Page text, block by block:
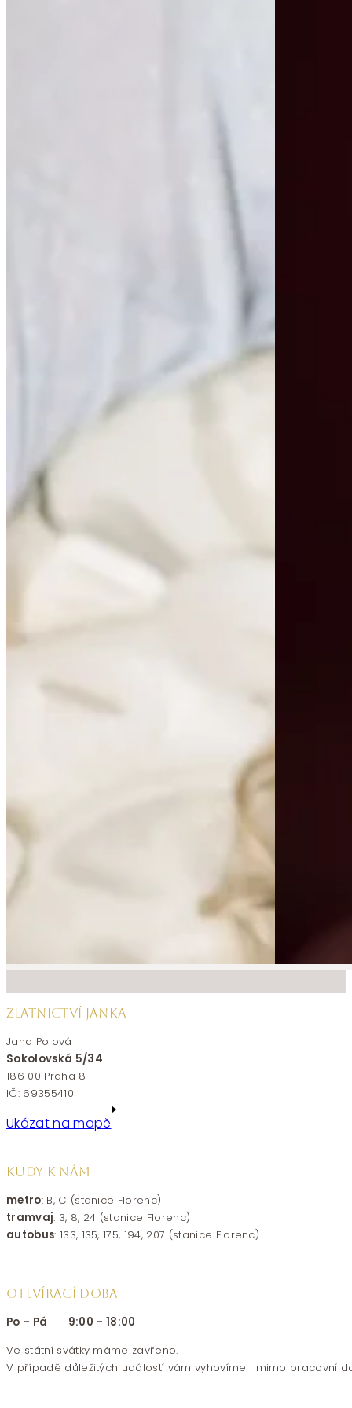
ZLATNICTVÍ JANKA
Jana Polová
Sokolovská 5/34
186 00 Praha 8
IČ: 69355410
Ukázat na mapě
KUDY K NÁM
metro: B, C (stanice Florenc)
tramvaj: 3, 8, 24 (stanice Florenc)
autobus: 133, 135, 175, 194, 207 (stanice Florenc)
OTEVÍRACÍ DOBA
Po – Pá 9:00 – 18:00
Ve státní svátky máme zavřeno.
V případě důležitých událostí vám vyhovíme i mimo pracovní